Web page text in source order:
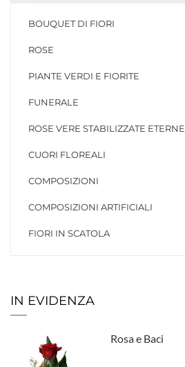
BOUQUET DI FIORI
ROSE
PIANTE VERDI E FIORITE
FUNERALE
ROSE VERE STABILIZZATE ETERNE
CUORI FLOREALI
COMPOSIZIONI
COMPOSIZIONI ARTIFICIALI
FIORI IN SCATOLA
IN EVIDENZA
Rosa e Baci